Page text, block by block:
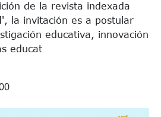
de la revista indexada
la invitación es a postular
educativa, innovación
educat